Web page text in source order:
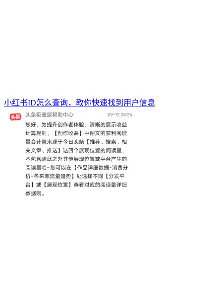
小红书ID怎么查询，教你快速找到用户信息